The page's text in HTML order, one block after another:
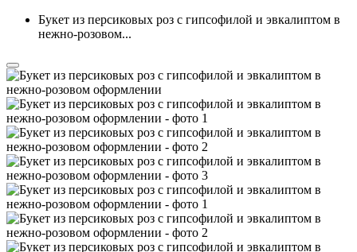
Букет из персиковых роз с гипсофилой и эвкалиптом в
нежно-розовом...